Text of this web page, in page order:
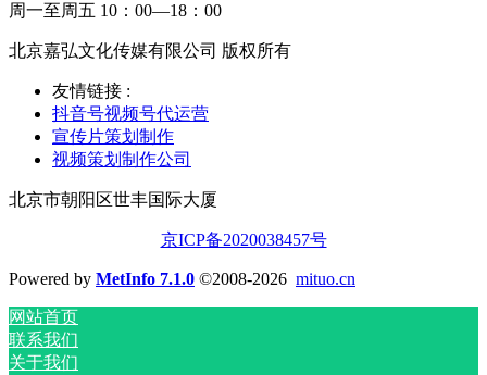
周一至周五 10：00—18：00
北京嘉弘文化传媒有限公司 版权所有
友情链接 :
抖音号视频号代运营
宣传片策划制作
视频策划制作公司
北京市朝阳区世丰国际大厦
京ICP备2020038457号
Powered by MetInfo 7.1.0 ©2008-2026 mituo.cn
网站首页
联系我们
关于我们